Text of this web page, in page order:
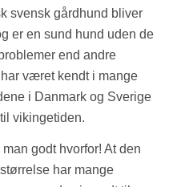
svensk gårdhund bliver
er en sund hund uden de
end andre
været kendt i mange
i Danmark og Sverige
vikingetiden.
godt hvorfor! At den
har mange